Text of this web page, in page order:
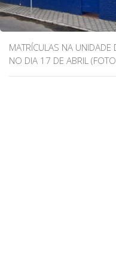
MATRÍCULAS NA
NO DIA 17 DE ABRIL